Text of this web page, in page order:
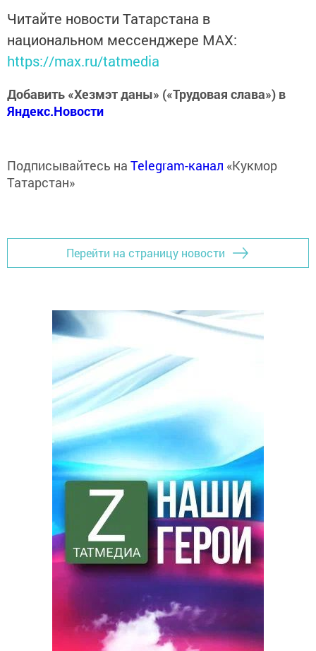
Читайте новости Татарстана в
национальном мессенджере MАХ:
https://max.ru/tatmedia
Добавить «Хезмэт даны» («Трудовая слава») в
Яндекс.Новости
Подписывайтесь на Telegram-канал «Кукмор
Татарстан»
Перейти на страницу новости